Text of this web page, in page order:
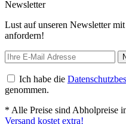
Newsletter
Lust auf unseren Newsletter
anfordern!
Ich habe die
genommen.
* Alle Preise sind Abholpreise
Versand kostet extra!